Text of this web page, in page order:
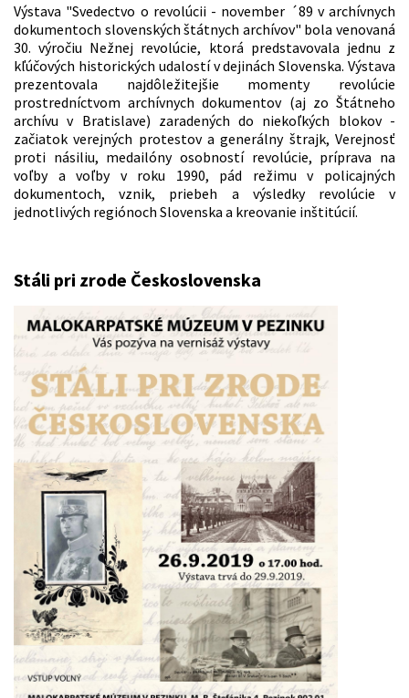
Výstava "Svedectvo o revolúcii - november ´89 v archívnych
dokumentoch slovenských štátnych archívov" bola venovaná
30. výročiu Nežnej revolúcie, ktorá predstavovala jednu z
kľúčových historických udalostí v dejinách Slovenska. Výstava
prezentovala najdôležitejšie momenty revolúcie
prostredníctvom archívnych dokumentov (aj zo Štátneho
archívu v Bratislave) zaradených do niekoľkých blokov -
začiatok verejných protestov a generálny štrajk, Verejnosť
proti násiliu, medailóny osobností revolúcie, príprava na
voľby a voľby v roku 1990, pád režimu v policajných
dokumentoch, vznik, priebeh a výsledky revolúcie v
jednotlivých regiónoch Slovenska a kreovanie inštitúcií.
Stáli pri zrode Československa